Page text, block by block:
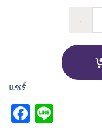
-
แชร์
F